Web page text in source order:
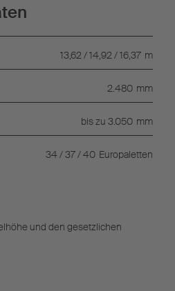
13,62 / 14,92 / 16,37 m
2.480 mm
bis zu 3.050 mm
34 / 37 / 40 Europaletten
und den gesetzlichen